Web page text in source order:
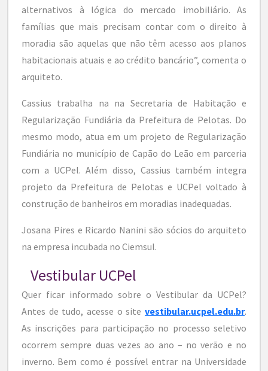
alternativos à lógica do mercado imobiliário. As
famílias que mais precisam contar com o direito à
moradia são aquelas que não têm acesso aos planos
habitacionais atuais e ao crédito bancário”, comenta o
arquiteto.
Cassius trabalha na na Secretaria de Habitação e
Regularização Fundiária da Prefeitura de Pelotas. Do
mesmo modo, atua em um projeto de Regularização
Fundiária no município de Capão do Leão em parceria
com a UCPel. Além disso, Cassius também integra
projeto da Prefeitura de Pelotas e UCPel voltado à
construção de banheiros em moradias inadequadas.
Josana Pires e Ricardo Nanini são sócios do arquiteto
na empresa incubada no Ciemsul.
Vestibular UCPel
Quer ficar informado sobre o Vestibular da UCPel?
Antes de tudo, acesse o site vestibular.ucpel.edu.br.
As inscrições para participação no processo seletivo
ocorrem sempre duas vezes ao ano – no verão e no
inverno. Bem como é possível entrar na Universidade